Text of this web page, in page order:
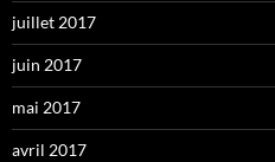
juillet 2017
juin 2017
mai 2017
avril 2017